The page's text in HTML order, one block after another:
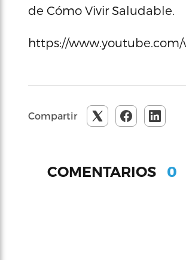
de Cómo Vivir Saludable.
https://www.youtube.com/
Compartir
COMENTARIOS 0